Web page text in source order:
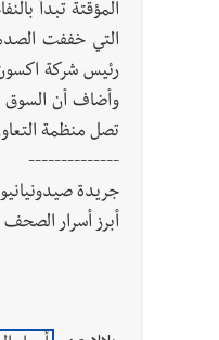
المؤقتة تبدأ
التي خففت
رئيس شركة
وأضاف أن السوق
تصل منظمة
--------------
جريدة
أبرز أسرار الصحف